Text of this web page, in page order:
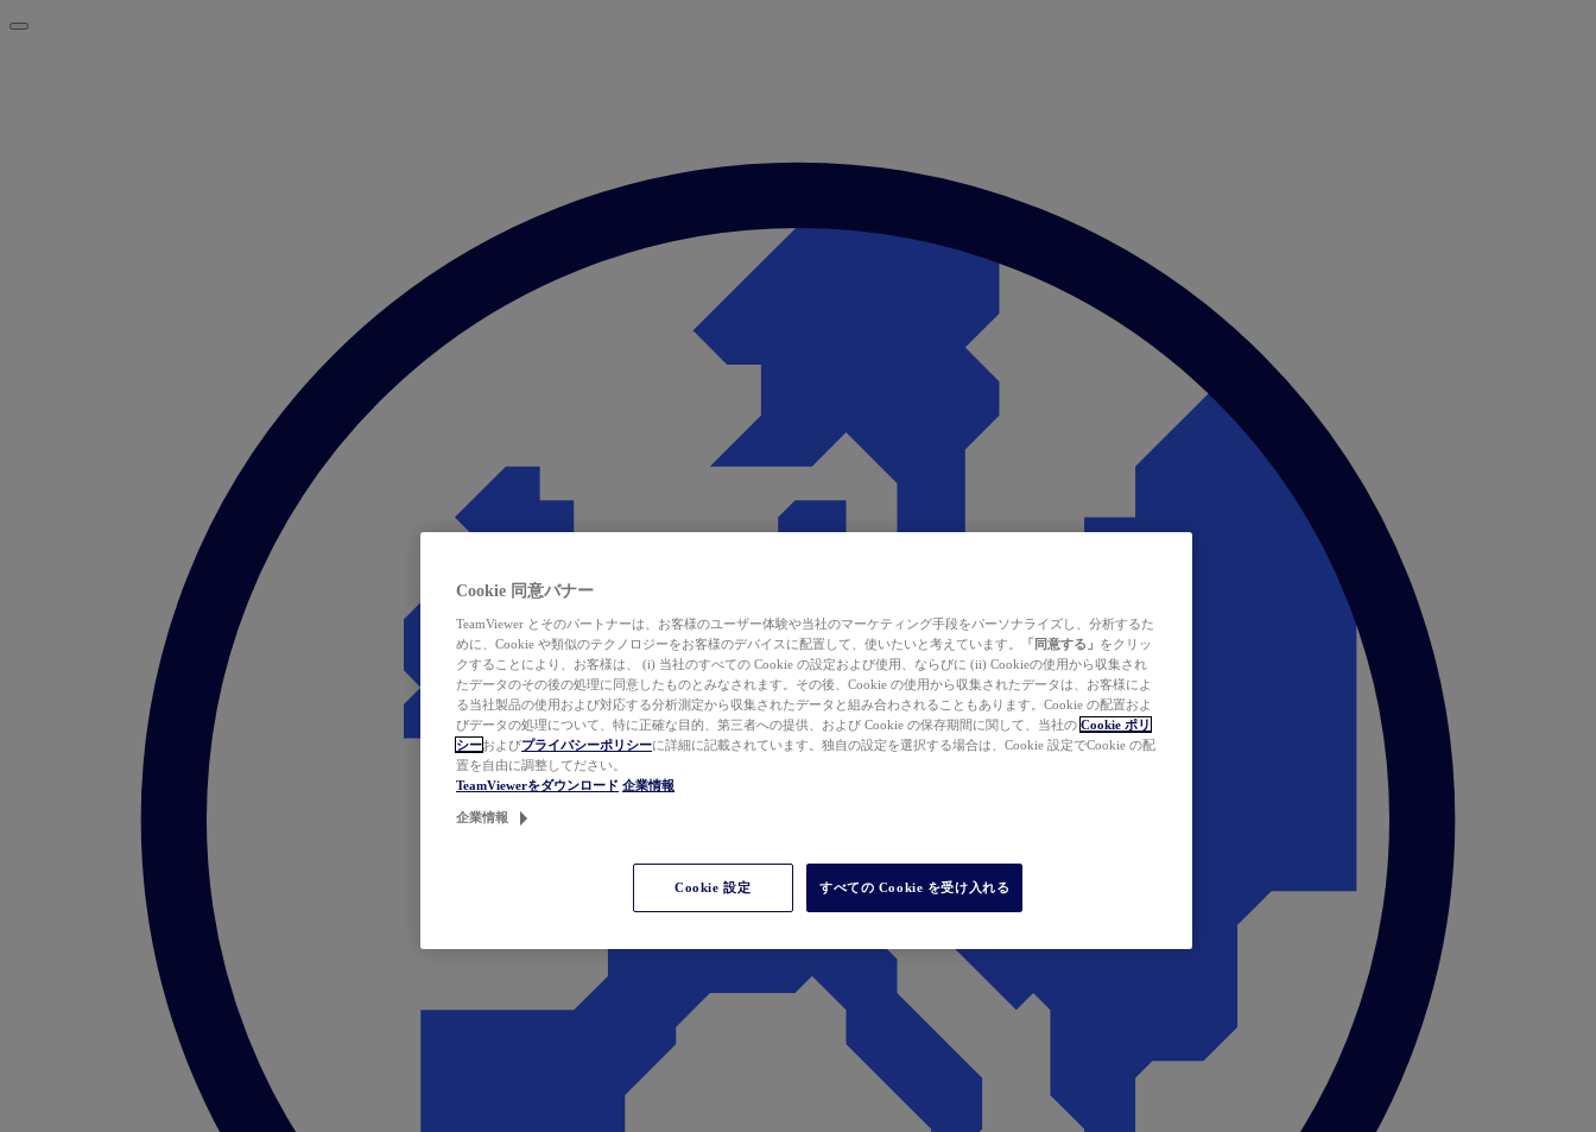
Cookie 同意バナー
TeamViewer とそのパートナーは、お客様のユーザー体験や当社のマーケティング手段をパーソナライズし、分析するた
めに、Cookie や類似のテクノロジーをお客様のデバイスに配置して、使いたいと考えています。
「同意する」 をクリッ
クすることにより、お客様は、 (i) 当社のすべての Cookie の設定および使用、ならびに (ii) Cookieの使用から収集され
たデータのその後の処理に同意したものとみなされます。その後、Cookie の使用から収集されたデータは、お客様によ
る当社製品の使用および対応する分析測定から収集されたデータと組み合わされることもあります。Cookie の配置およ
びデータの処理について、特に正確な目的、第三者への提供、および Cookie の保存期間に関して、当社の Cookie ポリ
シーおよびプライバシーポリシーに詳細に記載されています。独自の設定を選択する場合は、Cookie 設定でCookie の配
置を自由に調整してださい。
TeamViewerをダウンロード 企業情報
企業情報
Cookie 設定 すべての Cookie を受け入れる